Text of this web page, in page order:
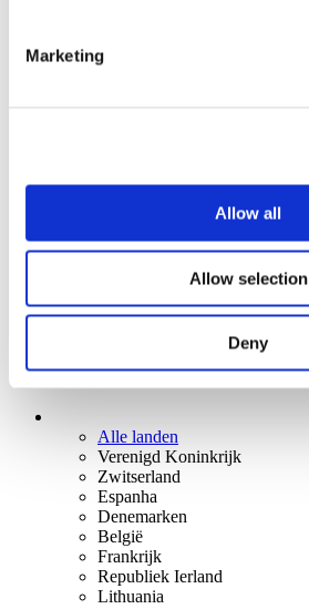
Marketing
Allow all
Allow selection
Deny
Alle landen
Verenigd Koninkrijk
Zwitserland
Espanha
Denemarken
België
Frankrijk
Republiek Ierland
Lithuania